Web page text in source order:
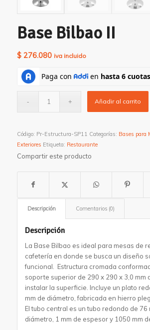
Base Bilbao II
$276.080 iva incluido
Añadir al carrito
Código: Pr-Estructura-SP11 Categorías: Bases para
Exteriores Etiqueta: Restaurante
Compartir este producto
Descripción Comentarios (0)
Descripción
La Base Bilbao es ideal para mesas de
cafetería en donde se busca un diseño
funcional. Estructura cromada
soporte superior de 290 x 290 x 3,0 mm
instalar la superficie. Incluye un plato
mm de diámetro, fabricada en hierro
El tubo central es un tubo redondo de 76
diámetro, 1 mm de espesor y 1050 mm